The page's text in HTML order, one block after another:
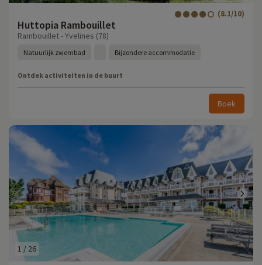
Huttopia Rambouillet
(8.1/10)
Rambouillet - Yvelines (78)
Natuurlijk zwembad Bijzondere accommodatie
Ontdek activiteiten in de buurt
Boek
1 / 26